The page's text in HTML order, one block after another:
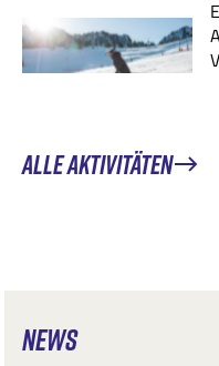
ALLE AKTIVITÄTEN
NEWS